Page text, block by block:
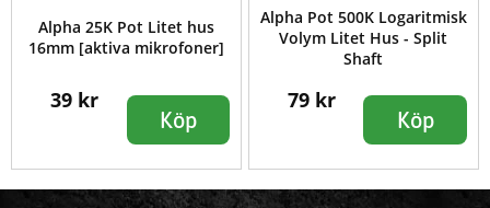
Alpha 25K Pot Litet hus
16mm [aktiva mikrofoner]
39 kr
Köp
Alpha Pot 500K Logaritmisk
Volym Litet Hus - Split
Shaft
79 kr
Köp